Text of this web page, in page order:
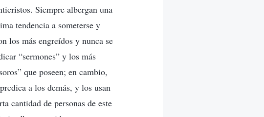
Siempre albergan una
tendencia a someterse y
los más engreídos y nunca se
“sermones” y los más
que poseen; en cambio,
a los demás, y los usan
cantidad de personas de este